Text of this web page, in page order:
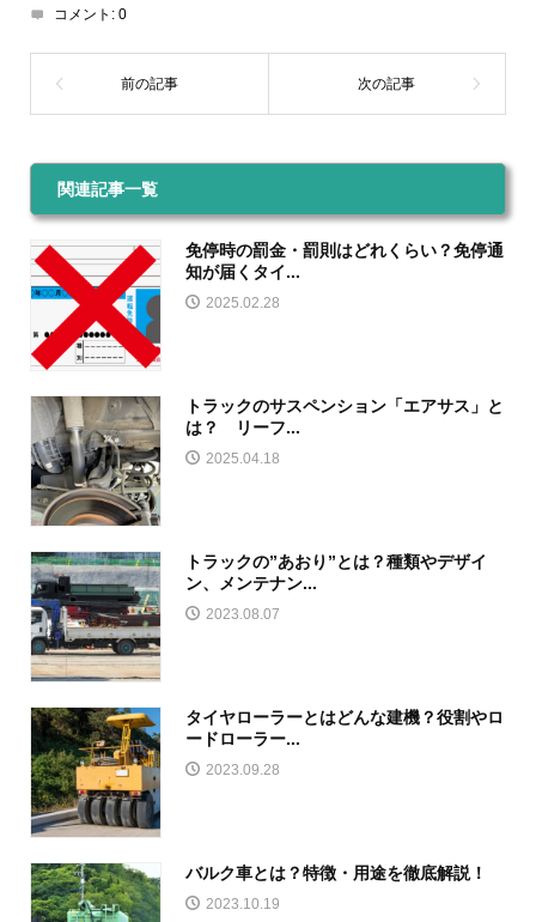
コメント: 0
関連記事一覧
免停時の罰金・罰則はどれくらい？免停通
知が届くタイ...
2025.02.28
トラックのサスペンション「エアサス」と
は？ リーフ...
2025.04.18
トラックの”あおり”とは？種類やデザイ
ン、メンテナン...
2023.08.07
タイヤローラーとはどんな建機？役割やロ
ードローラー...
2023.09.28
バルク車とは？特徴・用途を徹底解説！
2023.10.19